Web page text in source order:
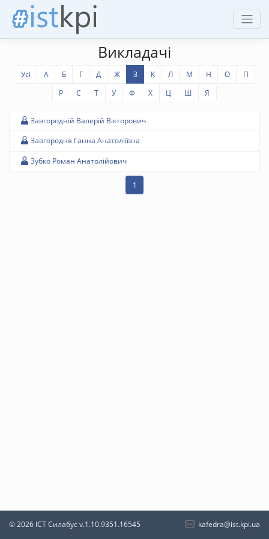
Викладачі
Усі А Б Г Д Ж З К Л М Н О
П
Р
С Т У Ф Х Ц Ш Я
Завгородній Валерій Вікторович
Завгородня Ганна Анатоліївна
Зубко Роман Анатолійович
1
© 2026 ІСТ Силабусv.1.10.9351.16545 kafedra@ist.kpi.ua